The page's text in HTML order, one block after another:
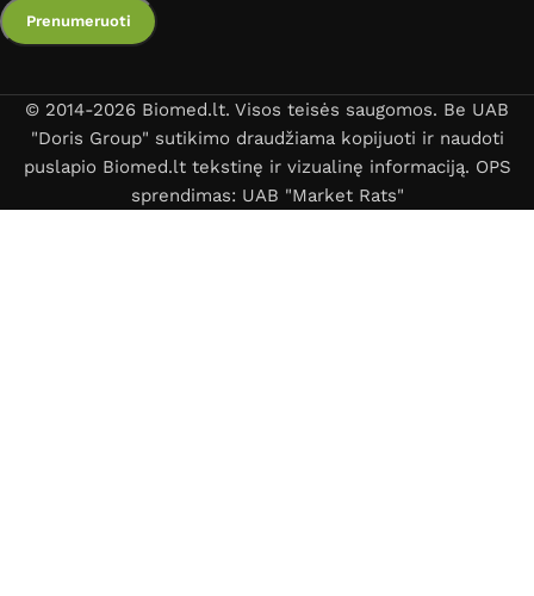
© 2014-2026 Biomed.lt. Visos teisės saugomos. Be UAB
"Doris Group" sutikimo draudžiama kopijuoti ir naudoti
puslapio Biomed.lt tekstinę ir vizualinę informaciją. OPS
sprendimas: UAB "Market Rats"